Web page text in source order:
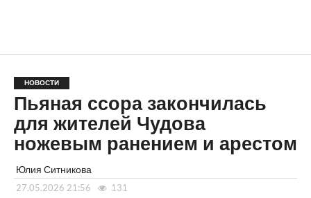
НОВОСТИ
Пьяная ссора закончилась
для жителей Чудова
ножевым ранением и арестом
Юлия Ситникова
27.05.2026 21:56 131